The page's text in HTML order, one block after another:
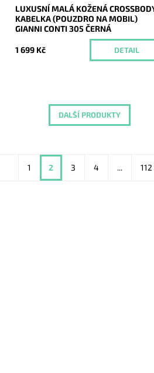
LUXUSNÍ MALÁ KOŽENÁ
KABELKA (POUZDRO NA MOBIL)
GIANNI CONTI 305 ČERNÁ
1 699 Kč DETAIL
DALŠÍ PRODUKTY
1 2 3 4 ... 112